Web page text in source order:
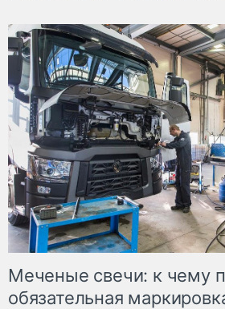
Меченые свечи: к чему
обязательная